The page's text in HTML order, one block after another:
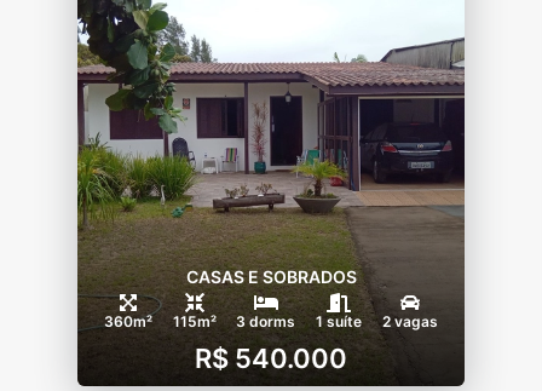
CASAS E SOBRADOS
360m² 115m² 3 dorms 1 suíte 2 vagas
R$ 540.000